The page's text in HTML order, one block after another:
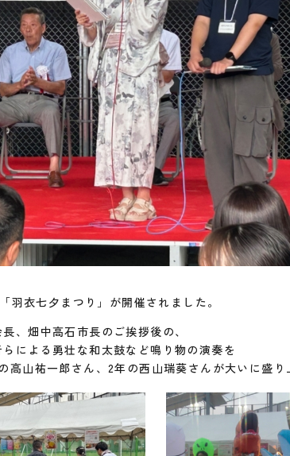
衣七夕まつり」が開催されました。
、畑中高石市長のご挨拶後の、
による勇壮な和太鼓など鳴り物の演奏を
高山祐一郎さん、2年の西山瑞葵さんが大いに盛